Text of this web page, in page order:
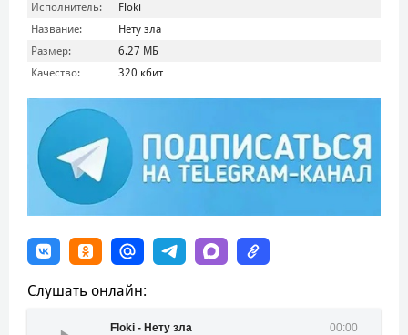
Исполнитель:
Floki
Название:
Нету зла
Размер:
6.27 МБ
Качество:
320 кбит
Слушать онлайн:
00:00
Floki - Нету зла